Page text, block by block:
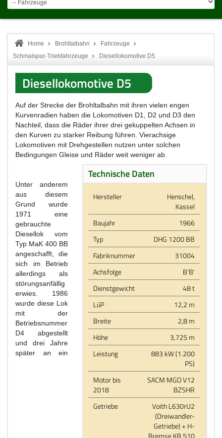
Home Brohltalbahn
Fahrzeuge
Schmalspur-Triebfahrzeuge
Diesellokomotive D5
Diesellokomotive D5
Auf der Strecke der Brohltalbahn mit ihren vielen engen
Kurvenradien haben die Lokomotiven D1, D2 und D3 den
Nachteil, dass die Räder ihrer drei gekuppelten Achsen in
den Kurven zu starker Reibung führen. Vierachsige
Lokomotiven mit Drehgestellen nutzen unter solchen
Bedingungen Gleise und Räder weit weniger ab.
Technische Daten
Hersteller
Henschel,
Kassel
Baujahr
1966
Typ
DHG 1200 BB
Fabriknummer
31004
Achsfolge
B'B'
Dienstgewicht
48 t
LüP
12,2 m
Breite
2,8 m
Höhe
3,725 m
Leistung
883 kW (1.200
PS)
Motor bis
2018
SACM MGO V12
BZSHR
Getriebe
Voith L630rU2
(Dreiwandler-
Getriebe) + H-
Bremse KB 510
Unter anderem
aus diesem
Grund wurde
1971 eine
gebrauchte
Diesellok vom
Typ MaK 400 BB
angeschafft, die
sich im Betrieb
allerdings als
störungsanfällig
erwies. 1986
wurde diese Lok
mit der
Betriebsnummer
D4 abgestellt
und drei Jahre
später an ein